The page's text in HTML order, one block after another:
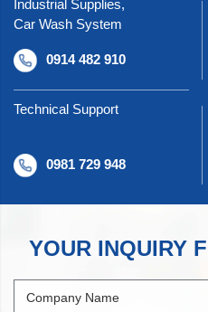
Industrial Supplies,
Car Wash System
0914 482 910
Technical Support
0981 729 948
YOUR INQUIRY